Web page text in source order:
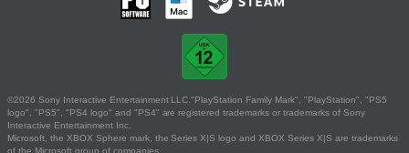
©2026 Sony Interactive Entertainment LLC."PlayStation Family Mark", "PlayStation", "PS5
logo", "PS5", "PS4 logo" and "PS4" are registered trademarks or trademarks of Sony
Interactive Entertainment Inc.
Microsoft, the XBOX Sphere mark, the Series X|S logo and XBOX Series X|S are trademarks
of the Microsoft group of companies.